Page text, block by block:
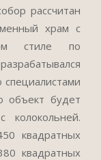
рассчитан
храм с
стиле по
объект будет
колокольней.
квадратных
квадратных